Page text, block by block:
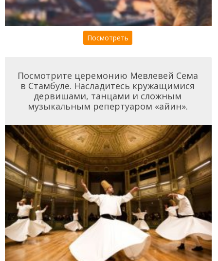
Посмотреть
Посмотрите церемонию Мевлевей Сема
в Стамбуле. Насладитесь кружащимися
дервишами, танцами и сложным
музыкальным репертуаром «айин».